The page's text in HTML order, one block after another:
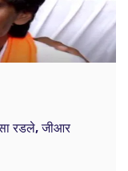
रडले, जीआर